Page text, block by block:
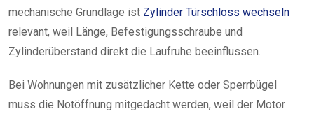
mechanische Grundlage ist Zylinder Türschloss wechseln
relevant, weil Länge, Befestigungsschraube und
Zylinderüberstand direkt die Laufruhe beeinflussen.
Bei Wohnungen mit zusätzlicher Kette oder Sperrbügel
muss die Notöffnung mitgedacht werden, weil der Motor